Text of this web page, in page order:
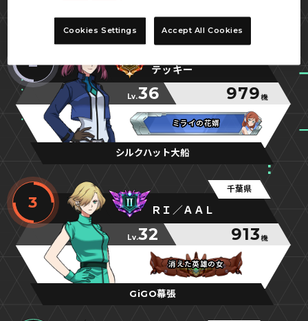
2
神奈川県
テッキー
Lv.36 979機
ミライの花婿
ミライの花婿
ミライの花婿
シルクハット大船
3
千葉県
ＲＩ／ＡＡＬ
Lv.32 913機
消えた英雄の女
消えた英雄の女
消えた英雄の女
GiGO幕張
Cookies Settings Accept All Cookies